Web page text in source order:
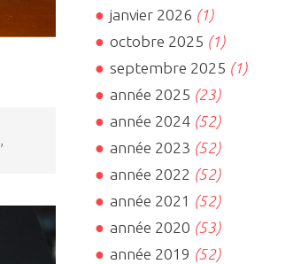
,
janvier 2026 (1)
octobre 2025 (1)
septembre 2025 (1)
année 2025 (23)
année 2024(52)
année 2023 (52)
année 2022 (52)
année 2021 (52)
année 2020 (53)
année 2019 (52)